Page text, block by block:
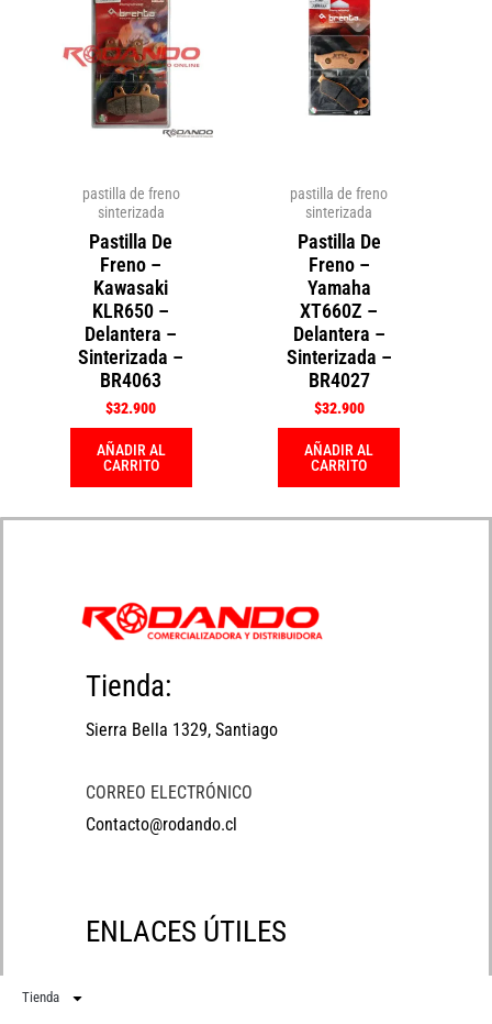
pastilla de freno
sinterizada
Pastilla De
Freno –
Kawasaki
KLR650 –
Delantera –
Sinterizada –
BR4063
$32.900
AÑADIR AL
CARRITO
pastilla de freno
sinterizada
Pastilla De
Freno –
Yamaha
XT660Z –
Delantera –
Sinterizada –
BR4027
$32.900
AÑADIR AL
CARRITO
Tienda:
Sierra Bella 1329, Santiago
CORREO ELECTRÓNICO
Contacto@rodando.cl
ENLACES ÚTILES
Tienda